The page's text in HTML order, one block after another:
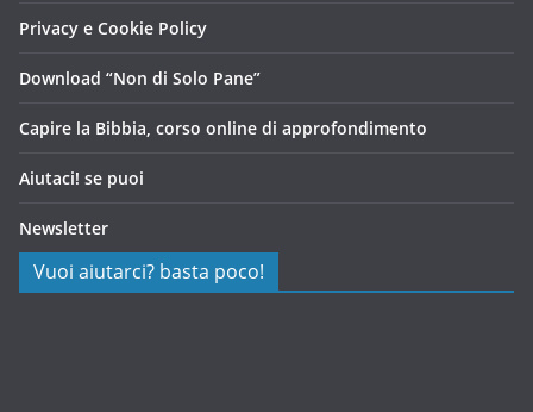
Privacy e Cookie Policy
Download “Non di Solo Pane”
Capire la Bibbia, corso online di approfondimento
Aiutaci! se puoi
Newsletter
Vuoi aiutarci? basta poco!